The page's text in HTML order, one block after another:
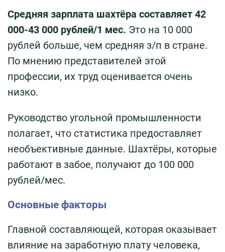
Средняя зарплата шахтёра составляет 42
000-43 000 рублей/1 мес. Это на 10 000
рублей больше, чем средняя з/п в стране.
По мнению представителей этой
профессии, их труд оценивается очень
низко.
Руководство угольной промышленности
полагает, что статистика предоставляет
необъективные данные. Шахтёры, которые
работают в забое, получают до 100 000
рублей/мес.
Основные факторы
Главной составляющей, которая оказывает
влияние на заработную плату человека,